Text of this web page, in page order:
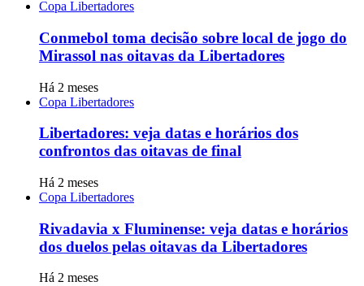
Copa Libertadores
Conmebol toma decisão sobre local de jogo do
Mirassol nas oitavas da Libertadores
Há 2 meses
Copa Libertadores
Libertadores: veja datas e horários dos
confrontos das oitavas de final
Há 2 meses
Copa Libertadores
Rivadavia x Fluminense: veja datas e horários
dos duelos pelas oitavas da Libertadores
Há 2 meses